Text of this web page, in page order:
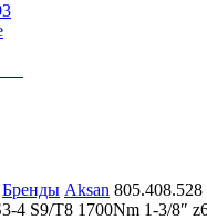
Бренды Aksan
4 S9/T8 1700Nm 1-3/8″